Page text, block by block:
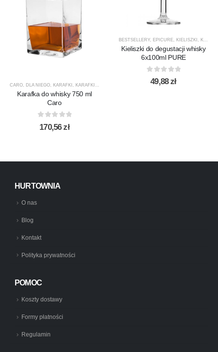
CARO, DLA NIEGO, KARAFKI , KARAFKI DO WHISKY KROSNO GLASS,PREZENTY
Karafka do whisky 750 ml
Caro
0out of 5
170,56zł
BESTSELLERY, EPICURE KIELISZKI KIELISZKI DO WHISKY
Kieliszki do degustacji whisky
6x100ml PURE
out of 5
49,88zł
HURTOWNIA
O nas
Blog
Kontakt
Polityka prywatności
POMOC
Koszty dostawy
Formy płatności
Regulamin